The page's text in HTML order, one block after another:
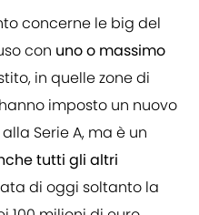
concerne le big del
con uno o massimo
in quelle zone di
imposto un nuovo
Serie A, ma è un
tutti gli altri
di oggi soltanto la